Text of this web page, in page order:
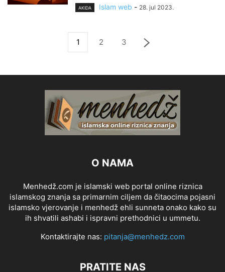
AKIDA Islam web - 28. jul 2023.
1 2 3
O NAMA
Menhedž.com je islamski web portal online riznica
islamskog znanja sa primarnim ciljem da čitaocima pojasni
islamsko vjerovanje i menhedž ehli sunneta onako kako su
ih shvatili ashabi i ispravni prethodnici u ummetu.
Kontaktirajte nas: pitanja@menhedz.com
PRATITE NAS